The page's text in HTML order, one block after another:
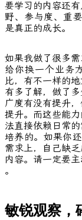
要学习的内容还
野、参与度、重
是真正的成长。
如果我做了很多
给你换一个业务
比，有不一样的
有多了解，做了
广度有没有提升
提升。而这些能
法直接依赖日常
培养的。如果你
需求上，自己缺
内容。请一定要
。
敏锐观察，